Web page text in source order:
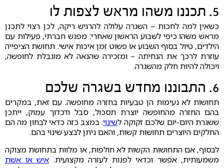
5. תכננו משהו מראש לצפות לו
כשאין למה לחכות – השגרה עלולה להרגיש ריקה, לכן רצוי לתכנן
מראש משהו כיפי לשבוע הראשון שאחרי: מפגש חברתי, פעילות עם
הילדים, טיול בסוף השבוע או פשוט זמן איכות אישי. תחושת הציפייה
עוזרת לרכך את הנחיתה – ומזכירה שהנאה לא מוגבלת לחופשה,
ויכולה להיות חלק מהשגרה.
6. התבוננו מחדש בשגרה שלכם
תחושות לא נעימות הן טבעיות בחזרה מחופשה. עם זאת, במקרים
בהם החזרה מהחופשה יוצרת תסכול, סבל ודכדוך עמוק, ייתכן
ששגרת היום-יום שלכם זקוקה לשינוי. במצב כזה כדאי לבחון מה הם
החלקים היוצרים תחושות קשות, והאם ניתן לבצע שינוי בהם.
לבסוף, אם התחושות הקשות לא חולפות, או מלוות בתחושת מצוקה
משמעותית, אפשר וכדאי לפנות לעזרה מקצועית. איש או אשת